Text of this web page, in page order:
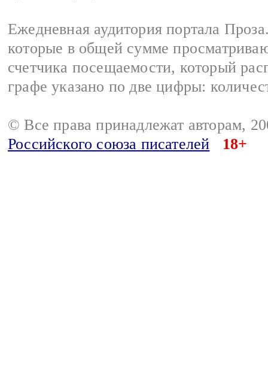
Ежедневная аудитория портала
которые в общей сумме
счетчика посещаемости, который
графе указано по две цифры:
© Все права принадлежат авторам,
Российского союза писателей
18+